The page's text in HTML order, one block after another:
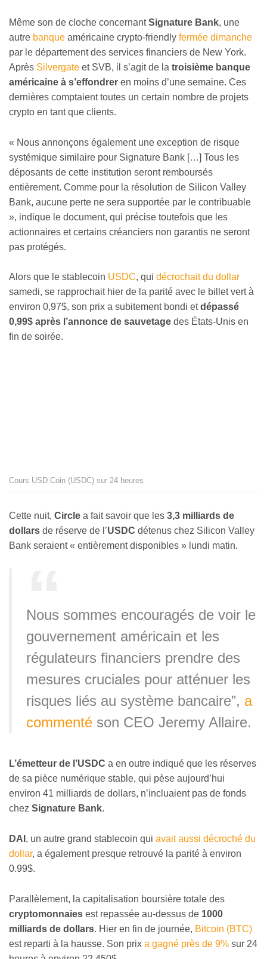
Même son de cloche concernantSignature Bank, une
autre banque américaine crypto-friendly fermée dimanche
par le département des services financiers de New York.
Après Silvergate et SVB, il s’agit de la troisième banque
américaine à s’effondrer en moins d’une semaine. Ces
dernières comptaient toutes un certain nombre de projets
crypto en tant que clients.
« Nous annonçons également une exception de risque
systémique similaire pour Signature Bank […] Tous les
déposants de cette institution seront remboursés
entièrement. Comme pour la résolution de Silicon Valley
Bank, aucune perte ne sera supportée par le contribuable
», indique le document, qui précise toutefois que les
actionnaires et certains créanciers non garantis ne seront
pas protégés.
Alors que le stablecoin USDC, qui décrochait du dollar
samedi, se rapprochait hier de la parité avec le billet vert à
environ 0,97$, son prix a subitement bondi etdépassé
0,99$ après l’annonce de sauvetage des États-Unis en
fin de soirée.
Cours USD Coin (USDC) sur 24 heures
Cette nuit, Circle a fait savoir que les 3,3 milliards de
dollars de réserve de l’USDC détenus chez Silicon Valley
Bank seraient« entièrement disponibles » lundi matin.
Nous sommes encouragés de voir le
gouvernement américain et les
régulateurs financiers prendre des
mesures cruciales pour atténuer les
risques liés au système bancaire”, a
commenté son CEO Jeremy Allaire.
L’émetteur de l’USDC a en outre indiqué que les réserves
de sa pièce numérique stable, qui pèse aujourd’hui
environ 41 milliards de dollars, n’incluaient pas de fonds
chez Signature Bank.
DAI , un autre grand stablecoin qui avait aussi décroché du
dollar, a également presque retrouvé la parité à environ
0.99$.
Parallèlement, la capitalisation boursière totale des
cryptomonnaies est repassée au-dessus de 1000
milliards de dollars. Hier en fin de journée, Bitcoin (BTC)
est reparti à la hausse. Son prix a gagné près de 9% sur 24